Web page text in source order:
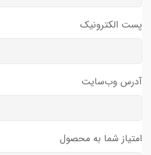
پست الکترونیک
آدرس وب‌سایت
امتیاز شما به محصول